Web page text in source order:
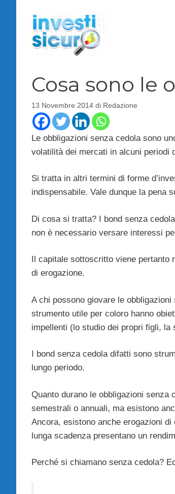
contenuto
Cosa sono le
13 Novembre 2014 di Redazione
Le obbligazioni senza cedola sono
volatilità dei mercati in alcuni periodi
Si tratta in altri termini di forme
indispensabile. Vale dunque la pena
Di cosa si tratta? I bond senza
non è necessario versare interessi
Il capitale sottoscritto viene
di erogazione.
A chi possono giovare le
strumento utile per coloro hanno
impellenti (lo studio dei propri figli,
I bond senza cedola difatti sono
lungo periodo.
Quanto durano le obbligazioni senza
semestrali o annuali, ma esistono
Ancora, esistono anche erogazioni
lunga scadenza presentano un
Perché si chiamano senza cedola?